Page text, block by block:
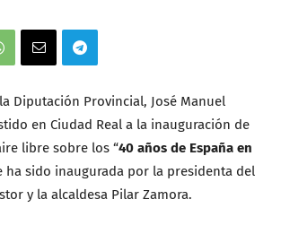
Diputación Provincial, José Manuel
en Ciudad Real a la inauguración de
libre sobre los “40 años de España en
ha sido inaugurada por la presidenta del
y la alcaldesa Pilar Zamora.